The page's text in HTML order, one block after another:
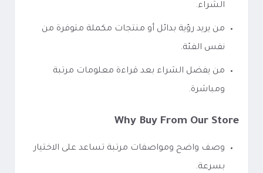
الشراء.
من يريد رؤية بدائل أو منتجات مكملة متوفرة من
نفس الفئة.
من يفضل الشراء بعد قراءة معلومات مرتبة
ومباشرة.
Why Buy From Our Store
وصف واضح ومواصفات مرتبة تساعد على الاختيار
بسرعة.